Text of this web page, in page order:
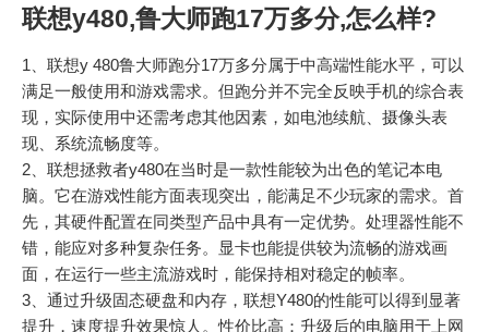
联想y480,鲁大师跑17万多分,怎么样?
1、联想y 480鲁大师跑分17万多分属于中高端性能水平，可以
满足一般使用和游戏需求。但跑分并不完全反映手机的综合表
现，实际使用中还需考虑其他因素，如电池续航、摄像头表
现、系统流畅度等。
2、联想拯救者y480在当时是一款性能较为出色的笔记本电
脑。它在游戏性能方面表现突出，能满足不少玩家的需求。首
先，其硬件配置在同类型产品中具有一定优势。处理器性能不
错，能应对多种复杂任务。显卡也能提供较为流畅的游戏画
面，在运行一些主流游戏时，能保持相对稳定的帧率。
3、通过升级固态硬盘和内存，联想Y480的性能可以得到显著
提升，速度提升效果惊人。性价比高：升级后的电脑用于上网